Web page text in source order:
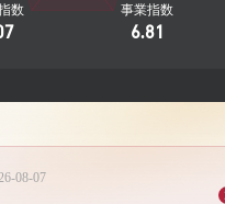
数 事業指数
6.81
08-07